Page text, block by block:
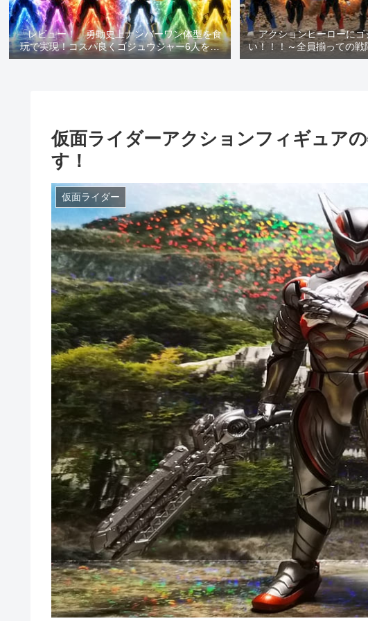
「レビュー！」勇動史上ナンバーワン体型を食
玩で実現！コスパ良くゴジュウジャー6人を一
気にゲットできます！
アクションヒーローに
い！！！～全員揃っての戦
念と共におもちゃで
仮面ライダーアクションフィギュア
す！
仮面ライダー